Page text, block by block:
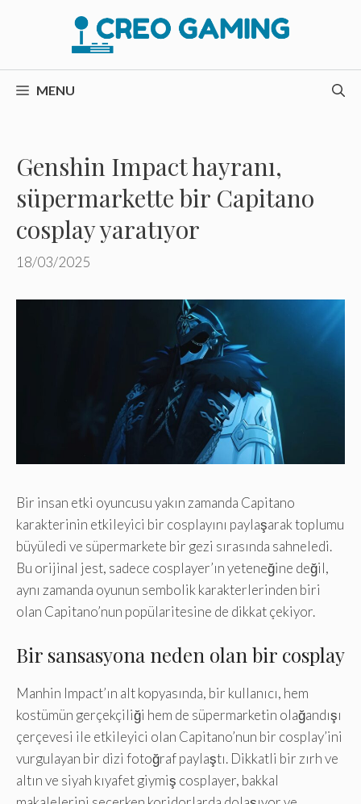
MENU
Genshin Impact hayranı,
süpermarkette bir Capitano
cosplay yaratıyor
18/03/2025
Bir insan etki oyuncusu yakın zamanda Capitano
karakterinin etkileyici bir cosplayını paylaşarak toplumu
büyüledi ve süpermarkete bir gezi sırasında sahneledi.
Bu orijinal jest, sadece cosplayer’ın yeteneğine değil,
aynı zamanda oyunun sembolik karakterlerinden biri
olan Capitano’nun popülaritesine de dikkat çekiyor.
Bir sansasyona neden olan bir cosplay
Manhin Impact’ın alt kopyasında, bir kullanıcı, hem
kostümün gerçekçiliği hem de süpermarketin olağandışı
çerçevesi ile etkileyici olan Capitano’nun bir cosplay’ini
vurgulayan bir dizi fotoğraf paylaştı. Dikkatli bir zırh ve
altın ve siyah kıyafet giymiş cosplayer, bakkal